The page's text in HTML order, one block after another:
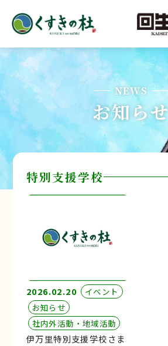
NEWS
お知らせ
特別支援学校
2026.02.20
イベント
お知らせ
社内外活動・地域活動
伊万里特別支援学校さま